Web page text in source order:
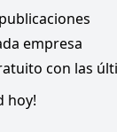
empresa
con las
hoy!